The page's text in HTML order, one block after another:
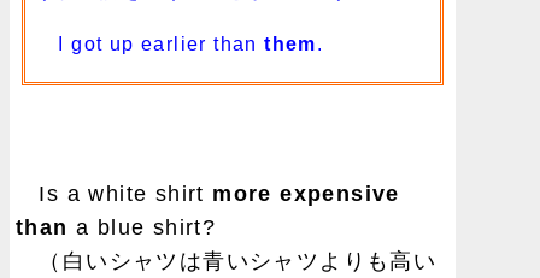
I got up earlier thanthem.
Is a white shirt more expensive
than a blue shirt?
（白いシャツは青いシャツよりも高い